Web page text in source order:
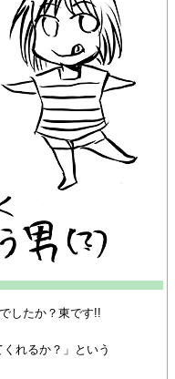
したか？東です!!
れるか？」という